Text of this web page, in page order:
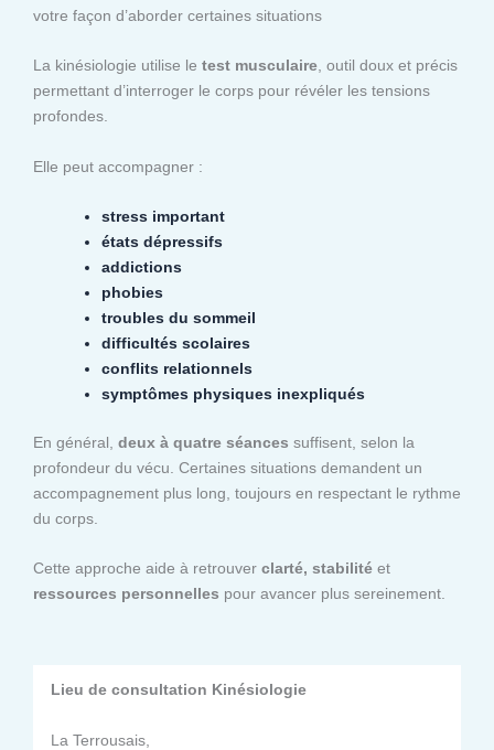
votre façon d’aborder certaines situations
La kinésiologie utilise le test musculaire, outil doux et précis
permettant d’interroger le corps pour révéler les tensions
profondes.
Elle peut accompagner :
stress important
états dépressifs
addictions
phobies
troubles du sommeil
difficultés scolaires
conflits relationnels
symptômes physiques inexpliqués
En général, deux à quatre séances suffisent, selon la
profondeur du vécu. Certaines situations demandent un
accompagnement plus long, toujours en respectant le rythme
du corps.
Cette approche aide à retrouver clarté, stabilité et
ressources personnelles pour avancer plus sereinement.
Lieu de consultation Kinésiologie
La Terrousais,